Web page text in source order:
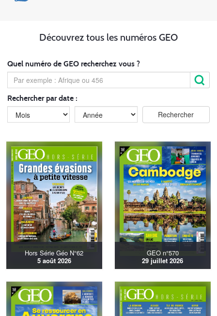
Découvrez tous les numéros GEO
Quel numéro de GEO recherchez vous ?
Rechercher par date :
Hors Série Géo N°62
5 août 2026
GEO n°570
29 juillet 2026